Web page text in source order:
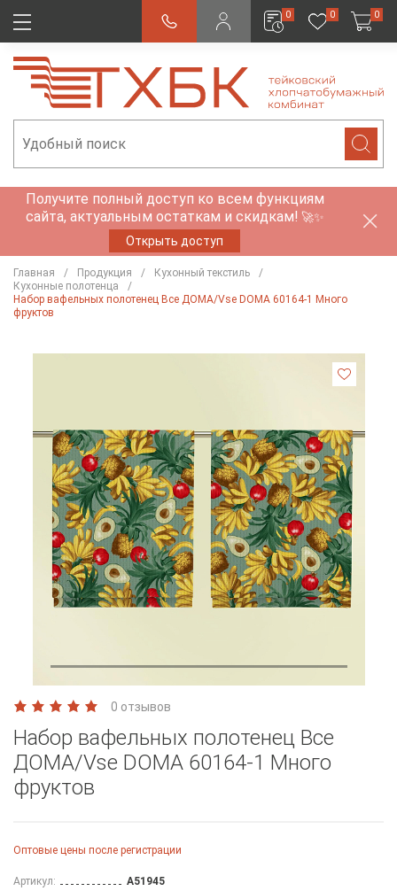
0 0 0
Получите полный доступ ко всем функциям
сайта, актуальным остаткам и скидкам! 🚀✨
Открыть доступ
Главная Продукция
Кухонный текстиль
Кухонные полотенца
Набор вафельных полотенец Все ДОМА/Vse DOMA 60164-1 Много
фруктов
0 отзывов
Набор вафельных полотенец Все
ДОМА/Vse DOMA 60164-1 Много
фруктов
Оптовые цены после регистрации
Артикул: A51945